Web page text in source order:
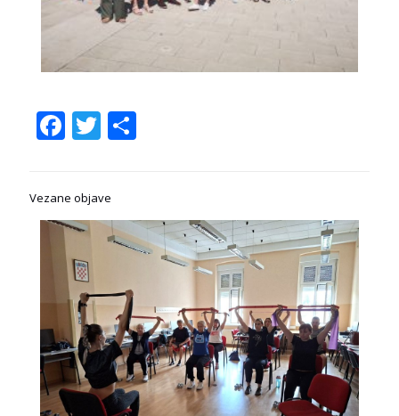
Facebook
Twitter
Share
Vezane objave